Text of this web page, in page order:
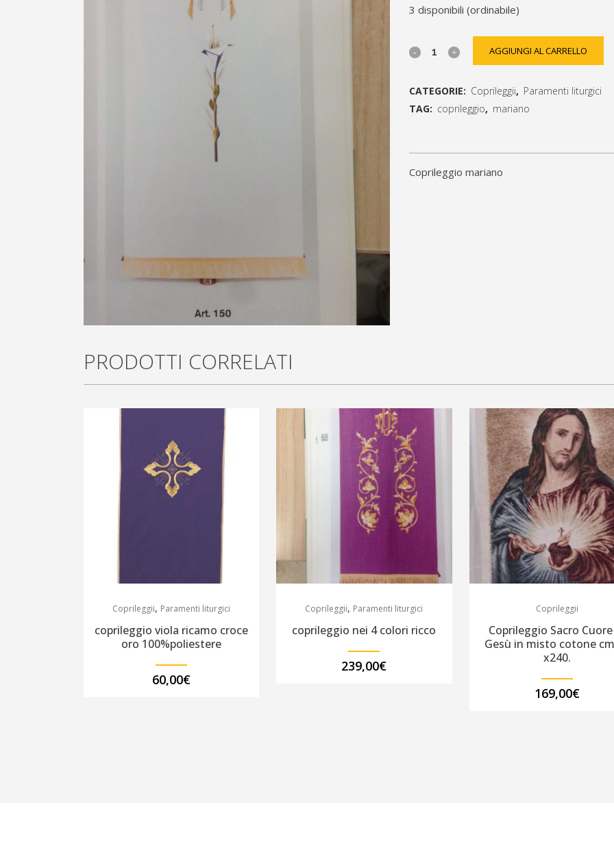
3 disponibili (ordinabile)
coprileggio
AGGIUNGI AL CARRELLO
CATEGORIE: Coprileggii, Paramenti liturgici
TAG: coprileggio, mariano
coprileggio mariano
PRODOTTI CORRELATI
Coprileggii, Paramenti liturgici
coprileggio viola ricamo croce
oro 100%poliestere
60,00€
Coprileggii, Paramenti liturgici
coprileggio nei 4 colori ricco
239,00€
Coprileggii
Coprileggio Sacro
Gesù in misto cotone
x240.
169,00€